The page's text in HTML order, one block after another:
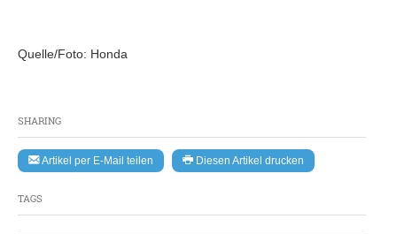
SHARING
Artikel per E-Mail teilen Diesen Artikel drucken
TAGS
Quelle/Foto: Honda